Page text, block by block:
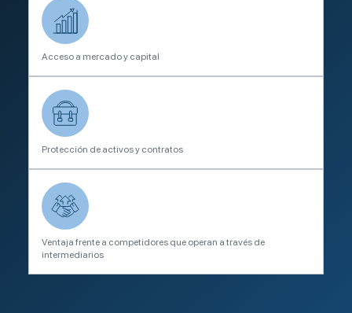
Acceso a mercado y capital
Protección de activos y contratos
Ventaja frente a competidores que operan a través de
intermediarios